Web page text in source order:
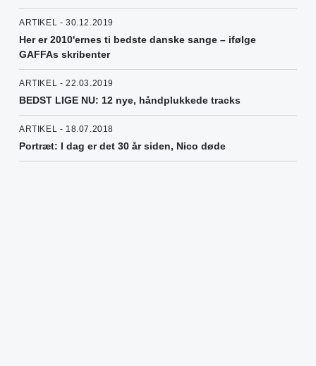
ARTIKEL - 30.12.2019
Her er 2010'ernes ti bedste danske sange – ifølge
GAFFAs skribenter
ARTIKEL - 22.03.2019
BEDST LIGE NU: 12 nye, håndplukkede tracks
ARTIKEL - 18.07.2018
Portræt: I dag er det 30 år siden, Nico døde